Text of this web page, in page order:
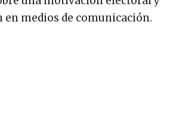
medios de comunicación.